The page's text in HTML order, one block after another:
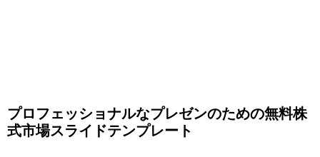
プロフェッショナルなプレゼンのための無料株
式市場スライドテンプレート